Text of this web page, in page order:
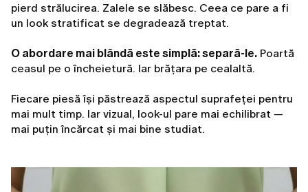
pierd strălucirea. Zalele se slăbesc. Ceea ce pare a fi
un look stratificat se degradează treptat.
O abordare mai blândă este simplă: separă-le. Poartă
ceasul pe o încheietură. Iar brățara pe cealaltă.
Fiecare piesă își păstrează aspectul suprafeței pentru
mai mult timp. Iar vizual, look-ul pare mai echilibrat —
mai puțin încărcat și mai bine studiat.